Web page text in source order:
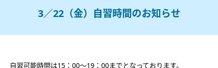
教室紹介
秋田駅前校／秋田土崎校／横手駅前校
不登校生／GL／その他
3／22（金）自習時間のお知らせ
自習可能時間は15：00～19：00までとなっております。